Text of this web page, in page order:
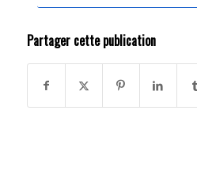
Partager cette publication